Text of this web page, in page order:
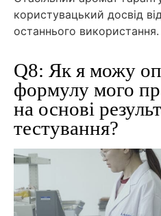
користувацький досвід
останнього використання.
Q8: Як я можу
формулу мого
на основі
тестування?